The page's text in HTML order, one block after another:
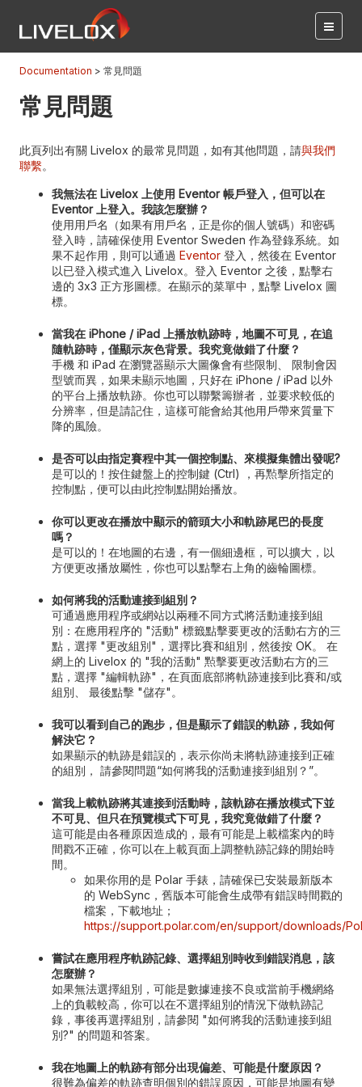
Documentation 常見問題
常見問題
此頁列出有關 Livelox 的最常見問題，如有其他問題，請與我們
聯繫。
我無法在 Livelox 上使用 Eventor 帳戶登入，但可以在
Eventor 上登入。我該怎麼辦？
使用用戶名（如果有用戶名，正是你的個人號碼）和密碼
登入時，請確保使用 Eventor Sweden 作為登錄系統。如
果不起作用，則可以通過 Eventor 登入，然後在 Eventor
以已登入模式進入 Livelox。登入 Eventor 之後，點擊右
邊的 3x3 正方形圖標。在顯示的菜單中，點擊 Livelox 圖
標。
當我在 iPhone / iPad 上播放軌跡時，地圖不可見，在追
隨軌跡時，僅顯示灰色背景。我究竟做錯了什麼？
手機 和 iPad 在瀏覽器顯示大圖像會有些限制、 限制會因
型號而異，如果未顯示地圖，只好在 iPhone / iPad 以外
的平台上播放軌跡。你也可以聯繫籌辦者，並要求較低的
分辨率，但是請記住，這樣可能會給其他用戶帶來質量下
降的風險。
是否可以由指定賽程中其一個控制點、來模擬集體出發呢?
是可以的！按住鍵盤上的控制鍵 (Ctrl) ，再㸃擊所指定的
控制點，便可以由此控制點開始播放。
你可以更改在播放中顯示的箭頭大小和軌跡尾巴的長度
嗎？
是可以的！在地圖的右邊，有一個細邊框，可以擴大，以
方便更改播放屬性，你也可以點擊右上角的齒輪圖標。
如何將我的活動連接到組別？
可通過應用程序或網站以兩種不同方式將活動連接到組
別：在應用程序的 "活動" 標籤點擊要更改的活動右方的三
點，選擇 "更改組別"，選擇比賽和組別，然後按 OK。 在
網上的 Livelox 的 "我的活動" 㸃擊要更改活動右方的三
點，選擇 "編輯軌跡"，在頁面底部將軌跡連接到比賽和/或
組別、 最後點擊 "儲存"。
我可以看到自己的跑步，但是顯示了錯誤的軌跡，我如何
解決它？
如果顯示的軌跡是錯誤的，表示你尚未將軌跡連接到正確
的組別， 請參閱問題“如何將我的活動連接到組別？”。
當我上載軌跡將其連接到活動時，該軌跡在播放模式下並
不可見、但只在預覽模式下可見，我究竟做錯了什麼？
這可能是由各種原因造成的，最有可能是上載檔案內的時
間戳不正確，你可以在上載頁面上調整軌跡記錄的開始時
間。
如果你用的是 Polar 手錶，請確保已安裝最新版本
的 WebSync，舊版本可能會生成帶有錯誤時間戳的
檔案，下載地址；
https://support.polar.com/en/support/downloads/
嘗試在應用程序軌跡記錄、選擇組別時收到錯誤消息，該
怎麼辦？
如果無法選擇組別，可能是數據連接不良或當前手機網絡
上的負載較高，你可以在不選擇組別的情況下做軌跡記
錄，事後再選擇組別，請參閱 "如何將我的活動連接到組
別?" 的問題和答案。
我在地圖上的軌跡有部分出現偏差、可能是什麼原因？
很難為偏差的軌跡查明個別的錯誤原因，可能是地圖有變